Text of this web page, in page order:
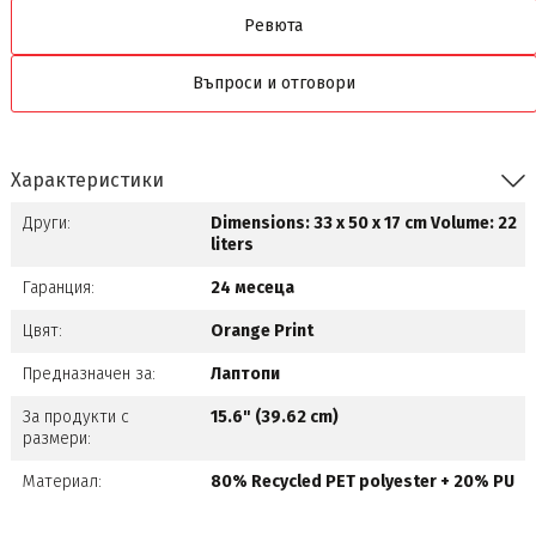
Ревюта
Въпроси и отговори
Характеристики
Други:
Dimensions: 33 x 50 x 17 cm Volume: 22
liters
Гаранция: 24 месеца
Цвят: Orange Print
Предназначен за: Лаптопи
За продукти с
размери:
15.6" (39.62 cm)
Материал: 80% Recycled PET polyester + 20% PU